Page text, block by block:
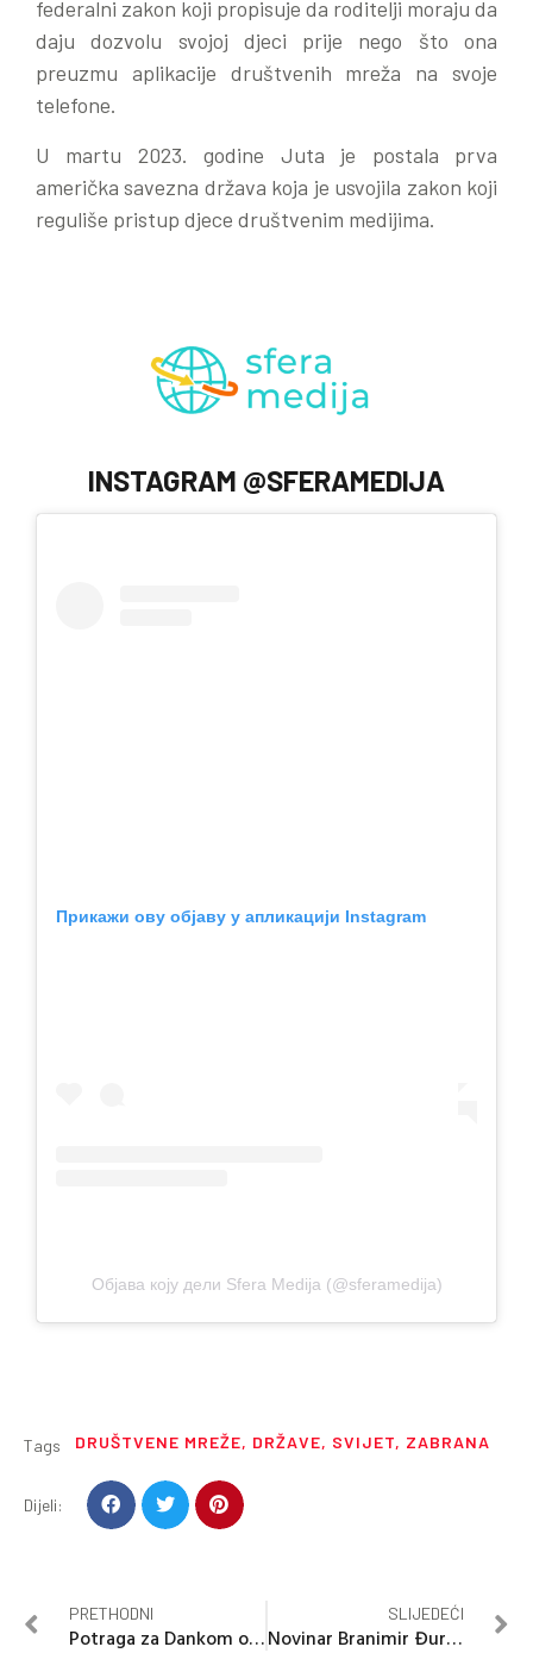
federalni zakon koji propisuje da roditelji moraju da
daju dozvolu svojoj djeci prije nego što ona
preuzmu aplikacije društvenih mreža na svoje
telefone.
U martu 2023. godine Juta je postala prva
američka savezna država koja je usvojila zakon koji
reguliše pristup djece društvenim medijima.
INSTAGRAM @SFERAMEDIJA
Прикажи ову објаву у апликацији Instagram
Објава коју дели Sfera Medija (@sferamedija)
Tags DRUŠTVENE MREŽE, DRŽAVE, SVIJET, ZABRANA
Dijeli:
PRETHODNI
Potraga za Dankom od vrata do vrata
SLIJEDEĆI
Novinar Branimir Đuričić operisan nakon moždanog udara